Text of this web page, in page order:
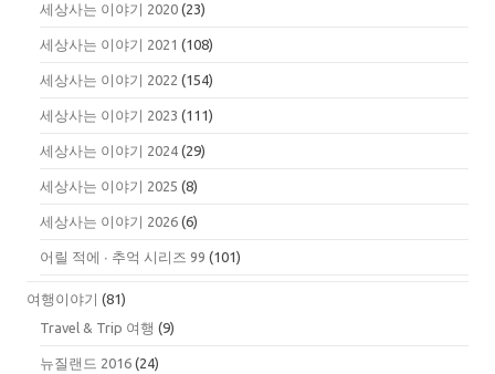
세상사는 이야기 2020 (23)
세상사는 이야기 2021 (108)
세상사는 이야기 2022 (154)
세상사는 이야기 2023 (111)
세상사는 이야기 2024 (29)
세상사는 이야기 2025 (8)
세상사는 이야기 2026 (6)
어릴 적에 ∙ 추억 시리즈 99 (101)
여행이야기 (81)
Travel & Trip 여행 (9)
뉴질랜드 2016 (24)